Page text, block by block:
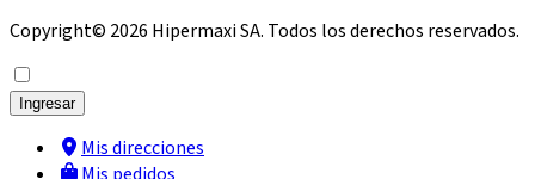
Copyright© 2026 Hipermaxi SA. Todos los derechos reservados.
Ingresar
Mis direcciones